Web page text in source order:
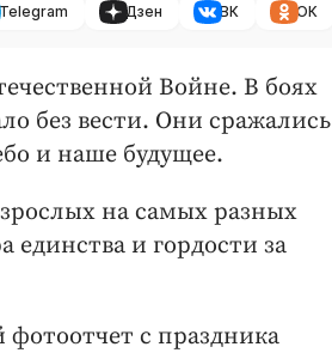
Telegram Дзен ВК ОК
Войне. В боях
без вести. Они сражались
и наше будущее.
на самых разных
единства и гордости за
с праздника